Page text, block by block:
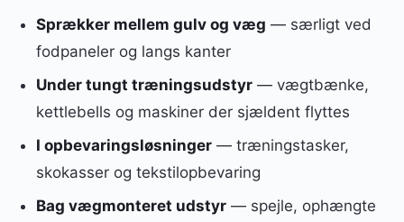
Sprækker mellem gulv og væg — særligt ved
fodpaneler og langs kanter
Under tungt træningsudstyr— vægtbænke,
kettlebells og maskiner der sjældent flyttes
I opbevaringsløsninger— træningstasker,
skokasser og tekstilopbevaring
Bag vægmonteret udstyr— spejle, ophængte